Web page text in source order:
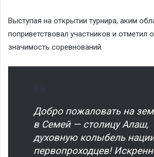
Выступая на открытии турнира, аким
поприветствовал участников и отметил
значимость соревнований.
Добро пожаловать на
в Семей — столицу Алаш,
духовную колыбель
первопроходцев!